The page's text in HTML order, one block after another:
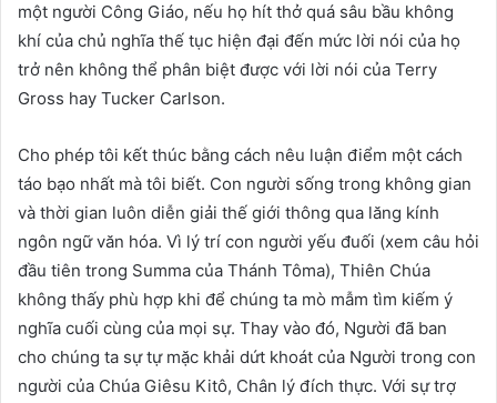
một người Công Giáo, nếu họ hít thở quá sâu bầu không
khí của chủ nghĩa thế tục hiện đại đến mức lời nói của họ
trở nên không thể phân biệt được với lời nói của Terry
Gross hay Tucker Carlson.
Cho phép tôi kết thúc bằng cách nêu luận điểm một cách
táo bạo nhất mà tôi biết. Con người sống trong không gian
và thời gian luôn diễn giải thế giới thông qua lăng kính
ngôn ngữ văn hóa. Vì lý trí con người yếu đuối (xem câu hỏi
đầu tiên trong Summa của Thánh Tôma), Thiên Chúa
không thấy phù hợp khi để chúng ta mò mẫm tìm kiếm ý
nghĩa cuối cùng của mọi sự. Thay vào đó, Người đã ban
cho chúng ta sự tự mặc khải dứt khoát của Người trong con
người của Chúa Giêsu Kitô, Chân lý đích thực. Với sự trợ